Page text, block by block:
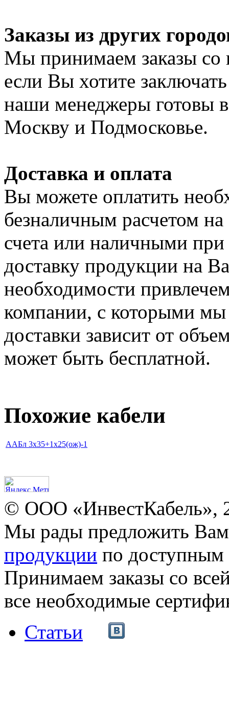
Заказы из других
Мы принимаем заказы со
если Вы хотите
наши менеджеры готовы
Москву и Подмосковье.
Доставка и оплата
Вы можете оплатить
безналичным расчетом
счета или наличными
доставку продукции на
необходимости
компании, с которыми
доставки зависит от
может быть бесплатной.
Похожие кабели
ААБл 3х35+1х25(ож)-1
© ООО «ИнвестКабель»,
Мы рады предложить
продукции по доступным
Принимаем заказы со
все необходимые
Статьи